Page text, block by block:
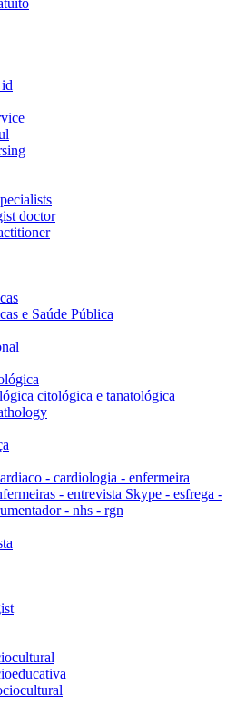
doctor
e Saúde Pública
citológica e tanatológica
- cardiologia - enfermeira
- entrevista Skype - esfrega -
- nhs - rgn